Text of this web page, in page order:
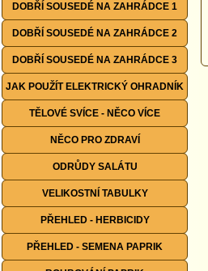
DOBŘÍ SOUSEDÉ NA ZAHRÁDCE 1
DOBŘÍ SOUSEDÉ NA ZAHRÁDCE 2
DOBŘÍ SOUSEDÉ NA ZAHRÁDCE 3
JAK POUŽÍT ELEKTRICKÝ OHRADNÍK
TĚLOVÉ SVÍCE - NĚCO VÍCE
NĚCO PRO ZDRAVÍ
ODRŮDY SALÁTU
VELIKOSTNÍ TABULKY
PŘEHLED - HERBICIDY
PŘEHLED - SEMENA PAPRIK